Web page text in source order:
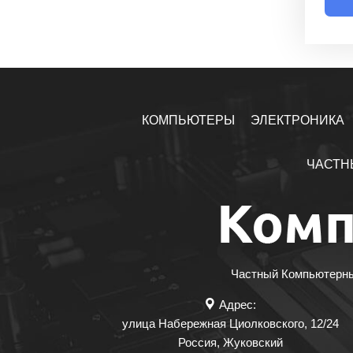
КОМПЬЮТЕРЫ ЭЛЕКТРОНИКА
Частный
Адрес:
улица Набережная Циолковского, 12/24
Россия, Жуковский